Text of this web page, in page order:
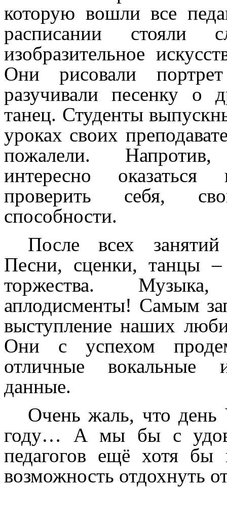
которую вошли все
расписании стояли
изобразительное
Они рисовали
разучивали песенку о
танец. Студенты
уроках своих
пожалели.
интересно
проверить себя,
способности.
После всех занятий
Песни, сценки, танцы –
торжества.
аплодисменты! Самым
выступление наших
Они с успехом
отличные вокальные
данные.
Очень жаль, что день
году… А мы бы с
педагогов ещё хотя бы
возможность отдохнуть